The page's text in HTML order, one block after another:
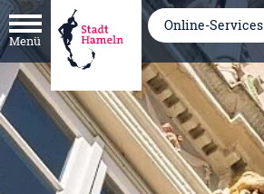
Menü
Online-Services